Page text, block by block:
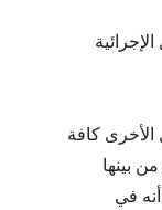
كافة
بينها
في